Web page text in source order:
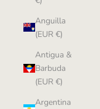
Anguilla
(EUR €)
Antigua &
Barbuda
(EUR €)
Argentina